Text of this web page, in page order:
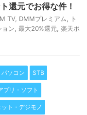
還元でお得な件！
TV, DMMプレミアム
ト
ョン 最大20%還元 楽天ポ
パソコン STB
プリ・ソフト
ット・デジモノ